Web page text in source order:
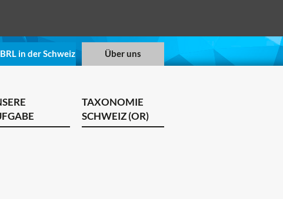
in der Schweiz Über uns
TAXONOMIE
SCHWEIZ (OR)